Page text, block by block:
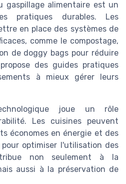
gaspillage alimentaire est un
pratiques durables. Les
en place des systèmes de
comme le compostage,
de doggy bags pour réduire
des guides pratiques
à mieux gérer leurs
joue un rôle
Les cuisines peuvent
économes en énergie et des
optimiser l'utilisation des
non seulement à la
aussi à la préservation de